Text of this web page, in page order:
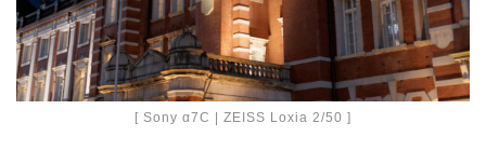
[ Sony α7C | ZEISS Loxia 2/50 ]